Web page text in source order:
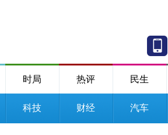
时局 热评 民生
科技 财经 汽车